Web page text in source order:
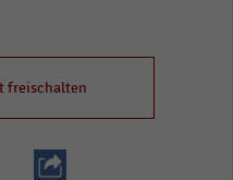
freischalten